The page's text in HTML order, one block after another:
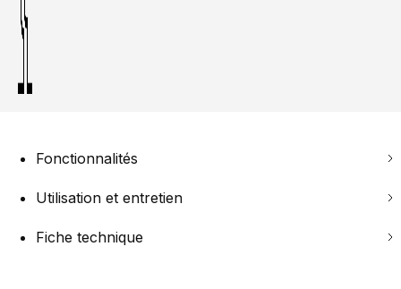
Fonctionnalités
Utilisation et entretien
Fiche technique